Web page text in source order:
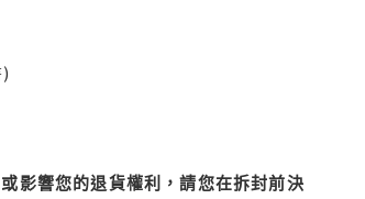
影響您的退貨權利，請您在拆封前決